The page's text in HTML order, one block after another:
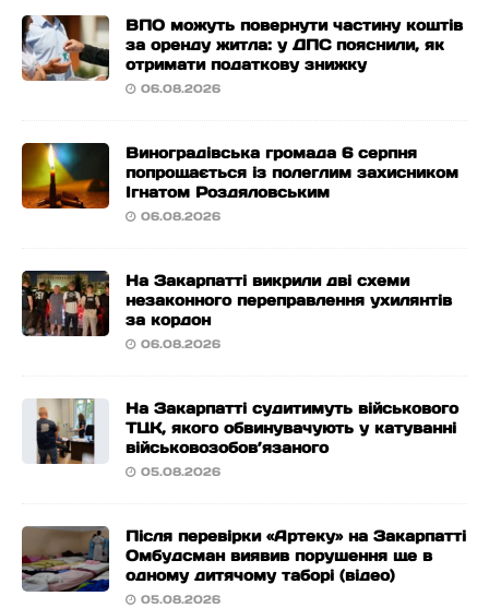
ВПО можуть повернути частину коштів
за оренду житла: у ДПС пояснили, як
отримати податкову знижку
06.08.2026
Виноградівська громада 6 серпня
попрощається із полеглим захисником
Ігнатом Роздяловським
06.08.2026
На Закарпатті викрили дві схеми
незаконного переправлення ухилянтів
за кордон
06.08.2026
На Закарпатті судитимуть військового
ТЦК, якого обвинувачують у катуванні
військовозобов’язаного
05.08.2026
Після перевірки «Артеку» на Закарпатті
Омбудсман виявив порушення ще в
одному дитячому таборі (відео)
05.08.2026